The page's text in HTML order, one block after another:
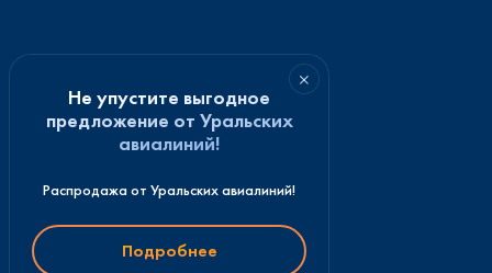
×
Не упустите выгодное
предложение от Уральских
авиалиний!
Распродажа от Уральских авиалиний!
Подробнее